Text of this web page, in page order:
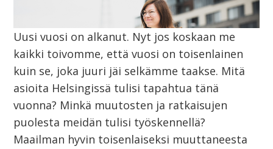
Uusi vuosi on alkanut. Nyt jos koskaan me
kaikki toivomme, että vuosi on toisenlainen
kuin se, joka juuri jäi selkämme taakse. Mitä
asioita Helsingissä tulisi tapahtua tänä
vuonna? Minkä muutosten ja ratkaisujen
puolesta meidän tulisi työskennellä?
Maailman hyvin toisenlaiseksi muuttaneesta